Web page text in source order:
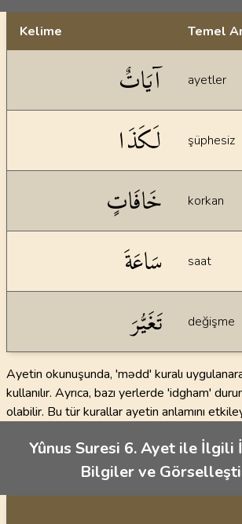
Kelime Temel
آيَاتٌ ayetler
لَكَذَا şüphesiz
خَافَاتٍ korkan
سَاعَةَ saat
تَغَيُّرَ değişme
Ayetin okunuşunda, 'mədd' kuralı
kullanılır. Ayrıca, bazı yerlerde 'idgham'
olabilir. Bu tür kurallar ayetin anlamını
Yûnus Suresi 6. Ayet ile
Bilgiler ve